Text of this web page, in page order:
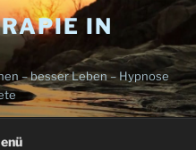
IN
– besser Leben – Hypnose